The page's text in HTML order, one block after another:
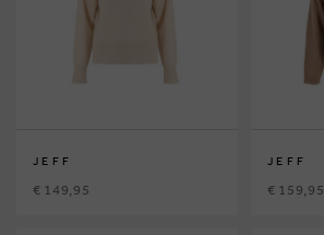
JEFF
€ 149,95
JEFF
€ 159,95